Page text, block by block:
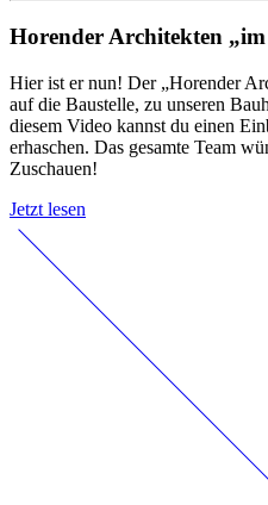
Horender Architekten
Hier ist er nun! Der „Horender
auf die Baustelle, zu unseren
diesem Video kannst du einen
erhaschen. Das gesamte Team
Zuschauen!
Jetzt lesen